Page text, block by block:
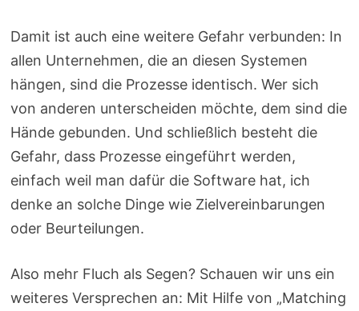
Damit ist auch eine weitere Gefahr verbunden: In
allen Unternehmen, die an diesen Systemen
hängen, sind die Prozesse identisch. Wer sich
von anderen unterscheiden möchte, dem sind die
Hände gebunden. Und schließlich besteht die
Gefahr, dass Prozesse eingeführt werden,
einfach weil man dafür die Software hat, ich
denke an solche Dinge wie Zielvereinbarungen
oder Beurteilungen.
Also mehr Fluch als Segen? Schauen wir uns ein
weiteres Versprechen an: Mit Hilfe von „Matching